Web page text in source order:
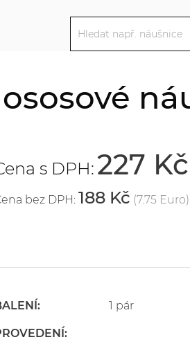
s DPH:227 Kč
bez DPH: 188 Kč (7.75 Euro)
1 pár